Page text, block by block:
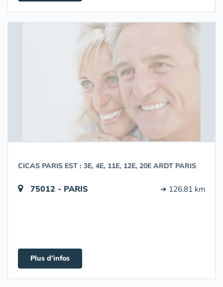
CICAS PARIS EST : 3E, 4E, 11E, 12E, 20E ARDT PARIS
75012 - PARIS ➔ 126.81 km
Plus d'infos